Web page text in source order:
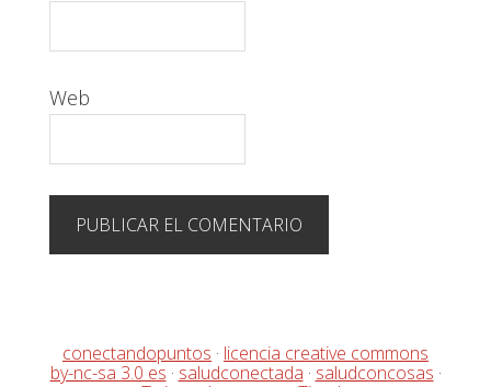
Web
conectandopuntos · licencia creative commons
by-nc-sa 3.0 es · saludconectada · saludconcosas ·